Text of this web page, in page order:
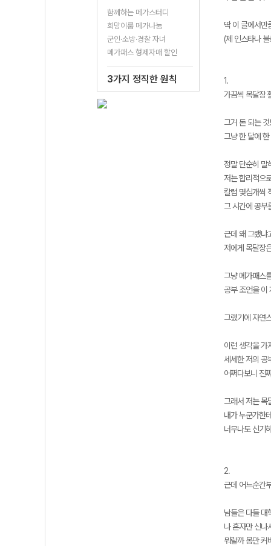
함께하는 메가스터디
희망이룸 메가나눔
군인·소방·경찰 자녀
메가패스 형제자매 할인
3가지 정직한 원칙
딱 이 글에서만
(제 인스타나
1.
가끔씩 목달장
그거 돈 되는
그냥 한 달에
정말 단순히 말
저는 합리적으
칼럼 몇십개씩
그 시간에 공부
근데 왜 그랬냐
저에게 목달장
그냥 메가패스
공부 조언을 이
그랬기에 자연
이런 생각을 가
세세한 저의 공
어쩌다보니 진
그래서 저는 목
내가 누군가한
너무나도 신기
2.
근데 어느순간
남들은 다들 대
나 혼자만 신나
뭐랄까 몸만 커